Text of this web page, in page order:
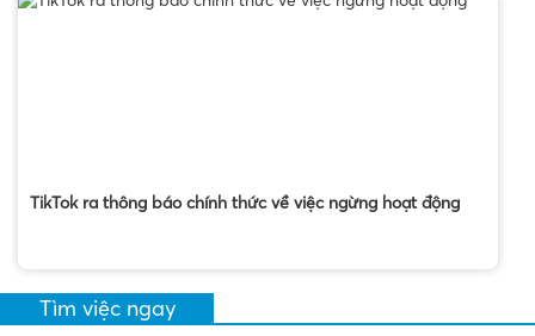
TikTok ra thông báo chính thức về việc ngừng hoạt động
Tìm việc ngay